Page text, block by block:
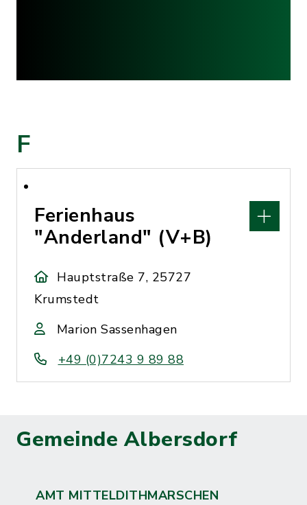
F
Ferienhaus
"Anderland" (V+B)
Hauptstraße 7, 25727
Krumstedt
Marion Sassenhagen
+49 (0)7243 9 89 88
Gemeinde Albersdorf
AMT MITTELDITHMARSCHEN